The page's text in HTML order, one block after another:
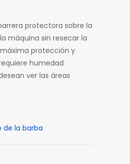
protectora sobre la
máquina sin resecar la
protección y
humedad
ver las áreas
de la barba